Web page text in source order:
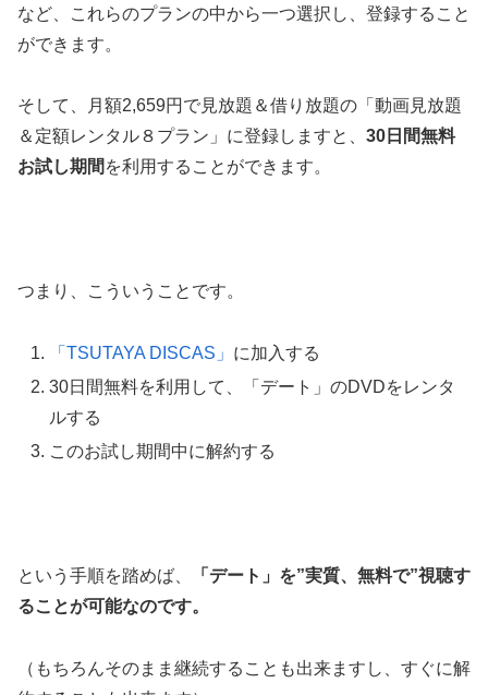
など、これらのプランの中から一つ選択し、登録すること
ができます。
そして、月額2,659円で見放題＆借り放題の「動画見放題
＆定額レンタル８プラン」に登録しますと、 30日間無料
お試し期間 を利用することができます。
つまり、こういうことです。
「TSUTAYA DISCAS」 に加入する
30日間無料を利用して、「デート」のDVDをレンタ
ルする
このお試し期間中に解約する
という手順を踏めば、
「デート」を”実質、無料で”視聴す
ることが可能なのです。
（もちろんそのまま継続することも出来ますし、すぐに解